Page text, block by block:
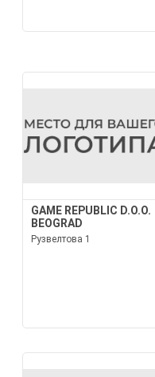
GAME REPUBLIC D.O.O.
BEOGRAD
Рузвелтова 1